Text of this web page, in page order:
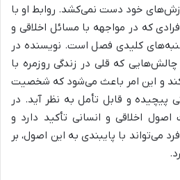
خود دست نمی‌کشد. روابط او با
که در مواجهه با مسائل اخلاقی و
جنبه‌های کلیدی فصل است. نویسنده در
که قلی در زندگی روزمره با
و این امر باعث می‌شود که شخصیت
پیچیده و قابل تأمل به نظر آید. در
اخلاقی و انسانی تأکید دارد و
می‌تواند با پایبندی به این اصول، بر